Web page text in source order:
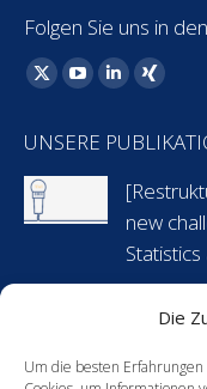
Die
Um die besten
Folgen Sie uns in
Finden Sie uns auf:
X
opens
in
new
YouTube
opens
in
window
Linkedin
opens
new
window
XING
opens
new
window
UNSERE
new
6 Mai
während